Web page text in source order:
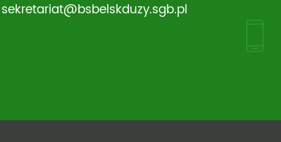
sekretariat@bsbelskduzy.sgb.pl